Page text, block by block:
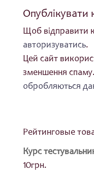
Опублікувати
Щоб відправити
авторизуватись.
Цей сайт
зменшення спаму.
обробляються
Рейтинговые
Курс
10грн.